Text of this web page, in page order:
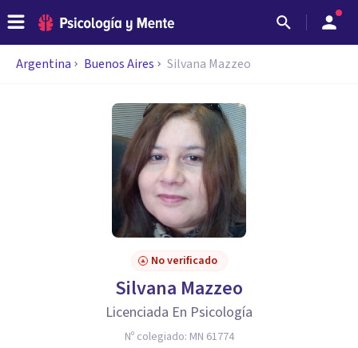
Argentina Buenos Aires Silvana Mazzeo
No verificado
Silvana Mazzeo
Licenciada En Psicología
Nº colegiado: MN 61774